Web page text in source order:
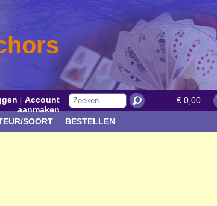
€ 0,00
| Account
aanmaken
SOORT BESTELLEN